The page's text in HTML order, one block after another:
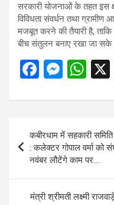
सरकारी योजनाओं के तहत इस
विविधता संवर्धन तथा ग्रामीण
मजबूत करने की तैयारी है,
बीच संतुलन बनाए रखा जा
F
ce
b
o
o
k
M
se
n
g
er
W
at
s
A
p
p
navigation
कबीरधाम में सहकारी
: कलेक्टर गोपाल वर्मा को
नवंबर लौटेंगे काम पर….
मंत्री श्रीमती लक्ष्मी